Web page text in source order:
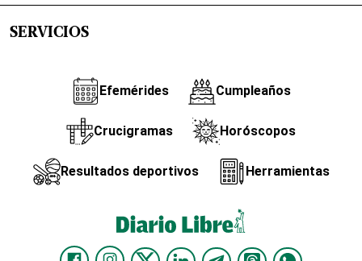
SERVICIOS
Efemérides Cumpleaños
Crucigramas Horóscopos
Resultados deportivos Herramientas